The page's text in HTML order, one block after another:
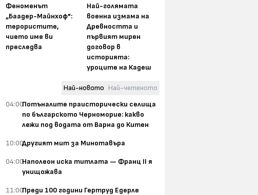
Феноменът
„Баадер-Майнхоф":
терористите,
чието име ви
преследва
Най-голямата
военна измама на
Древността и
първият мирен
договор в
историята:
уроците на Кадеш
Най-новото Най-четеното
04:00Потъналите праисторически селища
по българското Черноморие: какво
лежи под водата от Варна до Китен
10:00Другият мит за Минотавъра
04:00Наполеон иска титлата — Франц II я
унищожава
11:00Преди 100 години Гертруд Едерле